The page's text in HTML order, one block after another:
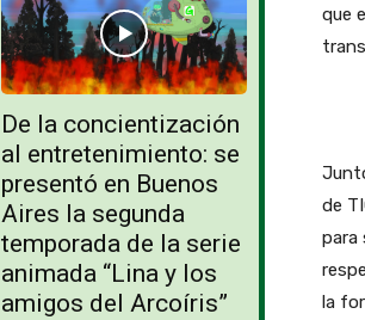
De la concientización
al entretenimiento: se
presentó en Buenos
Aires la segunda
temporada de la serie
animada “Lina y los
amigos del Arcoíris”
que
de
para
la